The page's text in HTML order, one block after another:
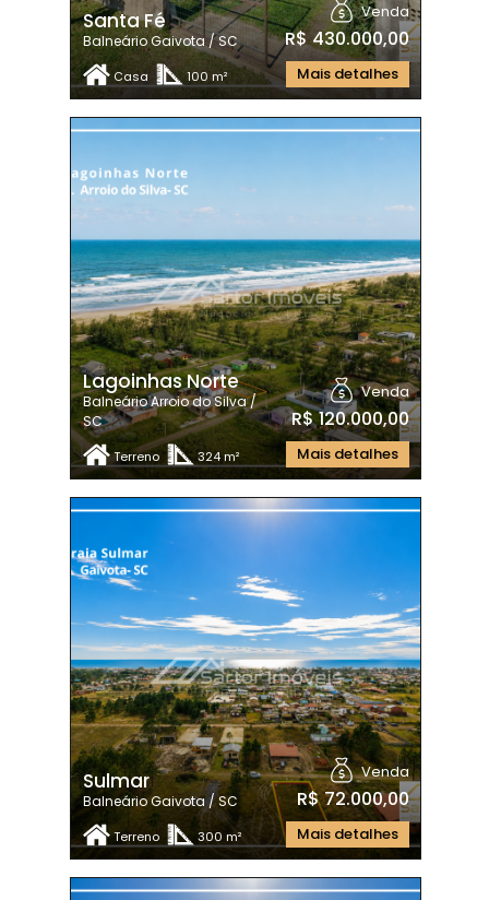
Santa Fé
Balneário Gaivota / SC
Casa 100 m²
Venda
R$ 430.000,00
Mais detalhes
Lagoinhas Norte
Balneário Arroio do Silva /
SC
Terreno 324 m²
Venda
R$ 120.000,00
Mais detalhes
Sulmar
Balneário Gaivota / SC
Terreno 300 m²
Venda
R$ 72.000,00
Mais detalhes